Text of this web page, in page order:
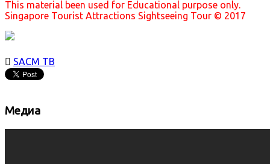
This material been used for Educational purpose only.
Singapore Tourist Attractions Sightseeing Tour © 2017
 SACM ТВ
Медиа